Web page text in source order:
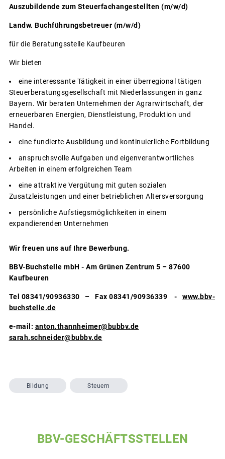
Auszubildende zum Steuerfachangestellten (m/w/d)
Landw. Buchführungsbetreuer (m/w/d)
für die Beratungsstelle Kaufbeuren
Wir bieten
eine interessante Tätigkeit in einer überregional tätigen
Steuerberatungsgesellschaft mit Niederlassungen in ganz
Bayern. Wir beraten Unternehmen der Agrarwirtschaft, der
erneuerbaren Energien, Dienstleistung, Produktion und
Handel.
eine fundierte Ausbildung und kontinuierliche Fortbildung
anspruchsvolle Aufgaben und eigenverantwortliches
Arbeiten in einem erfolgreichen Team
eine attraktive Vergütung mit guten sozialen
Zusatzleistungen und einer betrieblichen Altersversorgung
persönliche Aufstiegsmöglichkeiten in einem
expandierenden Unternehmen
Wir freuen uns auf Ihre Bewerbung.
BBV-Buchstelle mbH - Am Grünen Zentrum 5 – 87600
Kaufbeuren
Tel 08341/90936330 – Fax 08341/90936339 - www.bbv-
buchstelle.de
e-mail: anton.thannheimer@bubbv.de
sarah.schneider@bubbv.de
Bildung Steuern
BBV-GESCHÄFTSSTELLEN